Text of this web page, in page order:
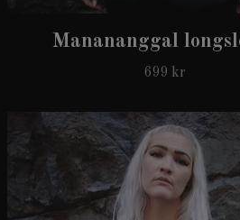
Manananggal
699 kr